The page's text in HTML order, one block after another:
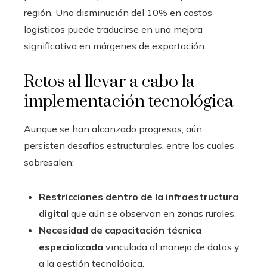
región. Una disminución del 10% en costos
logísticos puede traducirse en una mejora
significativa en márgenes de exportación.
Retos al llevar a cabo la
implementación tecnológica
Aunque se han alcanzado progresos, aún
persisten desafíos estructurales, entre los cuales
sobresalen:
Restricciones dentro de la infraestructura
digital que aún se observan en zonas rurales.
Necesidad de capacitación técnica
especializada vinculada al manejo de datos y
a la gestión tecnológica.